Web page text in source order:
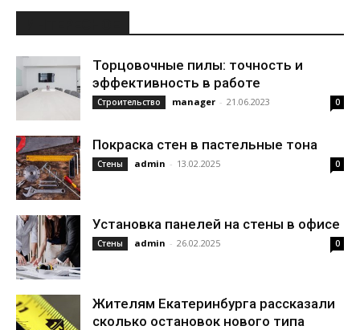
Торцовочные пилы: точность и
эффективность в работе
Строительство manager - 21.06.2023 0
Покраска стен в пастельные тона
Стены admin - 13.02.2025 0
Установка панелей на стены в офисе
Стены admin - 26.02.2025 0
Жителям Екатеринбурга рассказали
сколько остановок нового типа